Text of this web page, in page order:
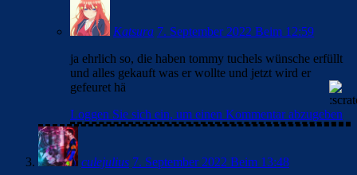
Katsura 7. September 2022 Beim 12:59
ja ehrlich so, die haben tommy tuchels wünsche erfüllt
und alles gekauft was er wollte und jetzt wird er
gefeuret hä
Loggen Sie sich ein, um einen Kommentar abzugeben
culejulius 7. September 2022 Beim 13:48